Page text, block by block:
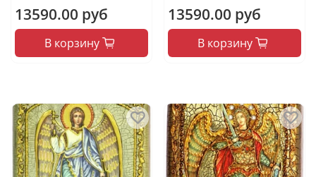
13590.00 руб
В корзину
13590.00 руб
В корзину